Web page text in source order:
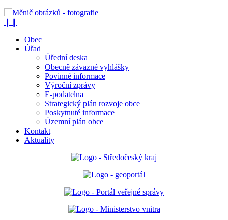
Obec
Úřad
Úřední deska
Obecně závazné vyhlášky
Povinné informace
Výroční zprávy
E-podatelna
Strategický plán rozvoje obce
Poskytnuté informace
Územní plán obce
Kontakt
Aktuality